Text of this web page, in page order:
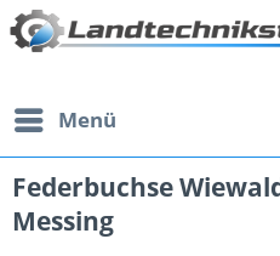
Menü
Federbuchse
Messing